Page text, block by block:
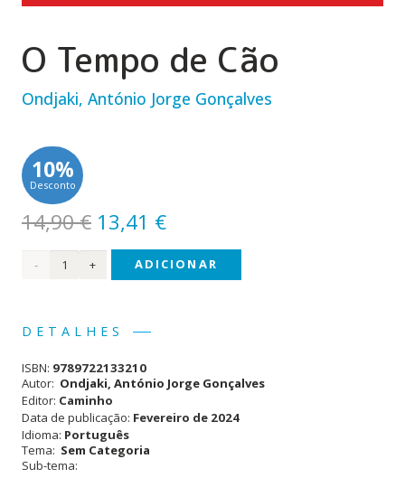
O Tempo de Cão
Ondjaki, António Jorge Gonçalves
10%
Desconto
14,90€ O
preço
original
14,90 €.
13,41 €O
preço
atual
Quantidade
Cão
ADICIONAR
DETALHES
ISBN: 9789722133210
Autor: Ondjaki, António Jorge Gonçalves
Editor: Caminho
Data de publicação: Fevereiro de 2024
Idioma: Português
Tema: Sem Categoria
Sub-tema: